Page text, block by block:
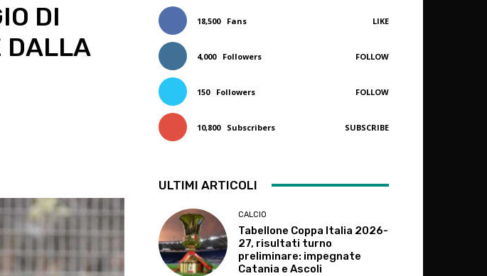
DI
DALLA
18,500 Fans LIKE
4,000 Followers FOLLOW
150 Followers FOLLOW
10,800 Subscribers SUBSCRIBE
ULTIMI ARTICOLI
CALCIO
Tabellone Coppa Italia 2026-
27, risultati turno
preliminare: impegnate
Catania e Ascoli